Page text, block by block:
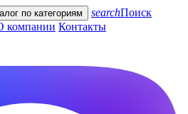
по категориям searchПоиск
компании Контакты